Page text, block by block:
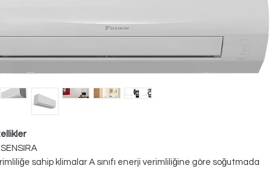
sahip klimalar A sınıfı enerji verimliliğine göre soğutmada